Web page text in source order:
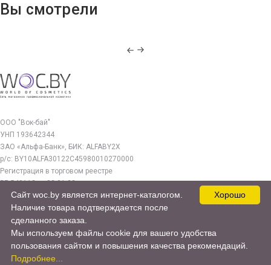
Вы смотрели
ООО "Вок-бай"
УНП 193642344
ЗАО «Альфа-Банк», БИК: ALFABY2X
р/с: BY10ALFA30122C45980010270000
Регистрация в торговом реестре
РБ 549112 от 03.01.23г.
Юр. адрес:
220140, г. Минск, ул. Бурдейного 22, оф.212
woc.by@yandex.by
© 2017—2026 WOC.BY
Хорошо
Сайт woc.by является интернет-каталогом.
Наличие товара подтверждается после
сделанного заказа.
Мы используем файлы cookie для вашего удобства
пользования сайтом и повышения качества рекомендаций.
Подробнее...